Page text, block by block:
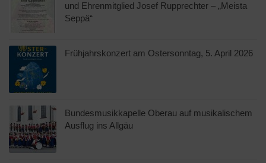
und Ehrenmitglied Josef Rupprechter – „Meista
Seppä“
Frühjahrskonzert am Ostersonntag, 5. April 2026
Bundesmusikkapelle Oberau auf musikalischem
Ausflug ins Allgäu